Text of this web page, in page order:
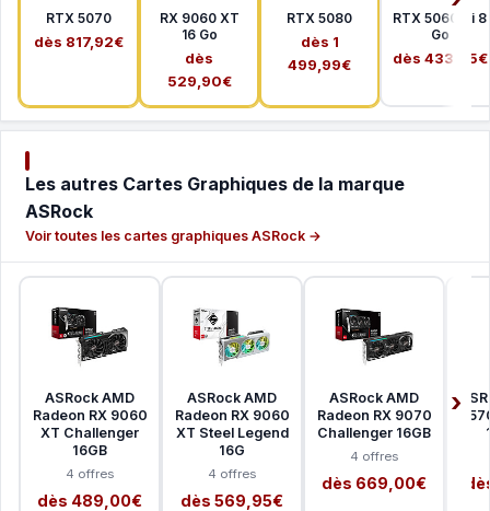
RTX 5070
dès 817,92€
RX 9060 XT
16 Go
dès
529,90€
RTX 5080
dès 1
499,99€
RTX 5060 Ti 8
Go
dès 433,65€
Les autres Cartes Graphiques de la marque
ASRock
Voir toutes les cartes graphiques ASRock →
ASRock AMD
Radeon RX 9060
XT Challenger
16GB
4 offres
dès 489,00€
ASRock AMD
Radeon RX 9060
XT Steel Legend
16G
4 offres
dès 569,95€
ASRock AMD
Radeon RX 9070
Challenger 16GB
4 offres
dès 669,00€